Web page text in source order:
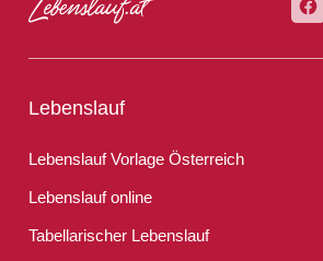
Lebenslauf
Lebenslauf Vorlage Österreich
Lebenslauf online
Tabellarischer Lebenslauf